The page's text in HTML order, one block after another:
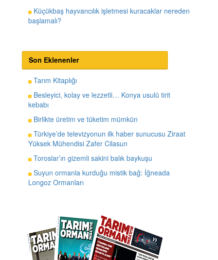
Küçükbaş hayvancılık işletmesi kuracaklar nereden
başlamalı?
Son Eklenenler
Tarım Kitaplığı
Besleyici, kolay ve lezzetli… Konya usulü tirit
kebabı
Birlikte üretim ve tüketim mümkün
Türkiye’de televizyonun ilk haber sunucusu Ziraat
Yüksek Mühendisi Zafer Cilasun
Toroslar’ın gizemli sakini balık baykuşu
Suyun ormanla kurduğu mistik bağ: İğneada
Longoz Ormanları